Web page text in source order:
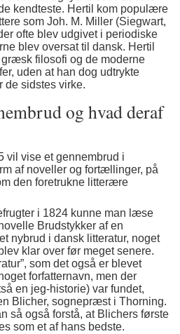
kendteste. Hertil kom populære
som Joh. M. Miller (Siegwart,
ofte blev udgivet i periodiske
blev oversat til dansk. Hertil
filosofi og de moderne
uden at han dog udtrykte
de sidstes virke.
og hvad deraf
vil vise et gennembrud i
af noveller og fortællinger, på
den foretrukne litterære
i 1824 kunne man læse
Brudstykker af en
nybrud i dansk litteratur, noget
klar over før meget senere.
som det også er blevet
forfatternavn, men der
en jeg-historie) var fundet,
Blicher, sognepræst i Thorning.
så også forstå, at Blichers første
som et af hans bedste.